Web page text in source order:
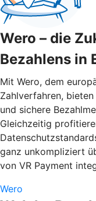
Wero – die
Bezahlens in
Mit Wero, dem
Zahlverfahren,
und sichere
Gleichzeitig
ganz unkompliziert
von VR Payment
Wero